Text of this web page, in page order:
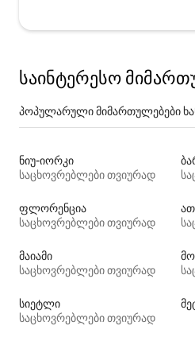
საინტერესო
პოპულარული მიმართულებები
ნიუ-იორკი
საცხოვრებლები თვიურად
ფლორენცია
საცხოვრებლები თვიურად
მაიამი
საცხოვრებლები თვიურად
სიეტლი
საცხოვრებლები თვიურად